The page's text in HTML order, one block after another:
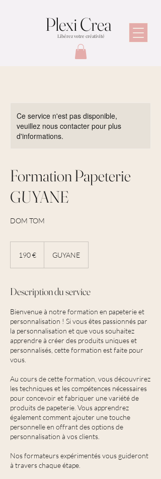
Plexi Crea
Libérez votre créativité
Ce service n'est pas disponible,
veuillez nous contacter pour plus
d'informations.
Formation Papeterie
GUYANE
DOM TOM
190 € GUYANE
Description du service
Bienvenue à notre formation en papeterie et
personnalisation ! Si vous êtes passionnés par
la personnalisation et que vous souhaitez
apprendre à créer des produits uniques et
personnalisés, cette formation est faite pour
vous.
Au cours de cette formation, vous découvrirez
les techniques et les compétences nécessaires
pour concevoir et fabriquer une variété de
produits de papeterie. Vous apprendrez
également comment ajouter une touche
personnelle en offrant des options de
personnalisation à vos clients.
Nos formateurs expérimentés vous guideront
à travers chaque étape.